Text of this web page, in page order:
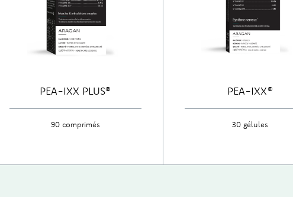
PEA-IXX PLUS®
90 comprimés
PEA-IXX®
30 gélules